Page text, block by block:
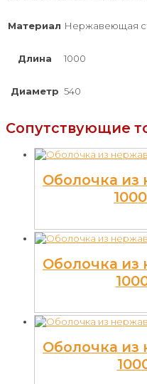
Материал Нержавеющая
Длина 1000
Диаметр 540
Сопутствующие
Оболочка
Оболочка
Оболочка